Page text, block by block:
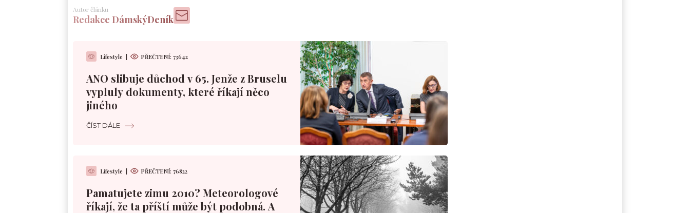
Autor článku
Redakce DámskýDeník
Lifestyle | PŘEČTENÍ: 73642
ANO slibuje důchod v 65. Jenže z Bruselu
vypluly dokumenty, které říkají něco
jiného
ČÍST DÁLE
Lifestyle | PŘEČTENÍ: 76822
Pamatujete zimu 2010? Meteorologové
říkají, že ta příští může být podobná. A